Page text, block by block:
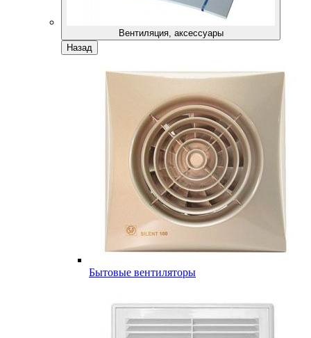
Вентиляция, аксессуары
Назад
Бытовые вентиляторы